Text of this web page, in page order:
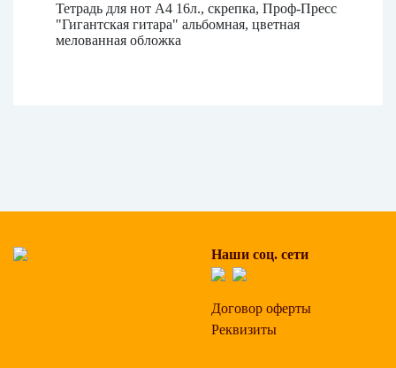
Тетрадь для нот А4 16л., скрепка, Проф-Пресс
"Гигантская гитара" альбомная, цветная
мелованная обложка
Наши соц. сети
Договор оферты
Реквизиты